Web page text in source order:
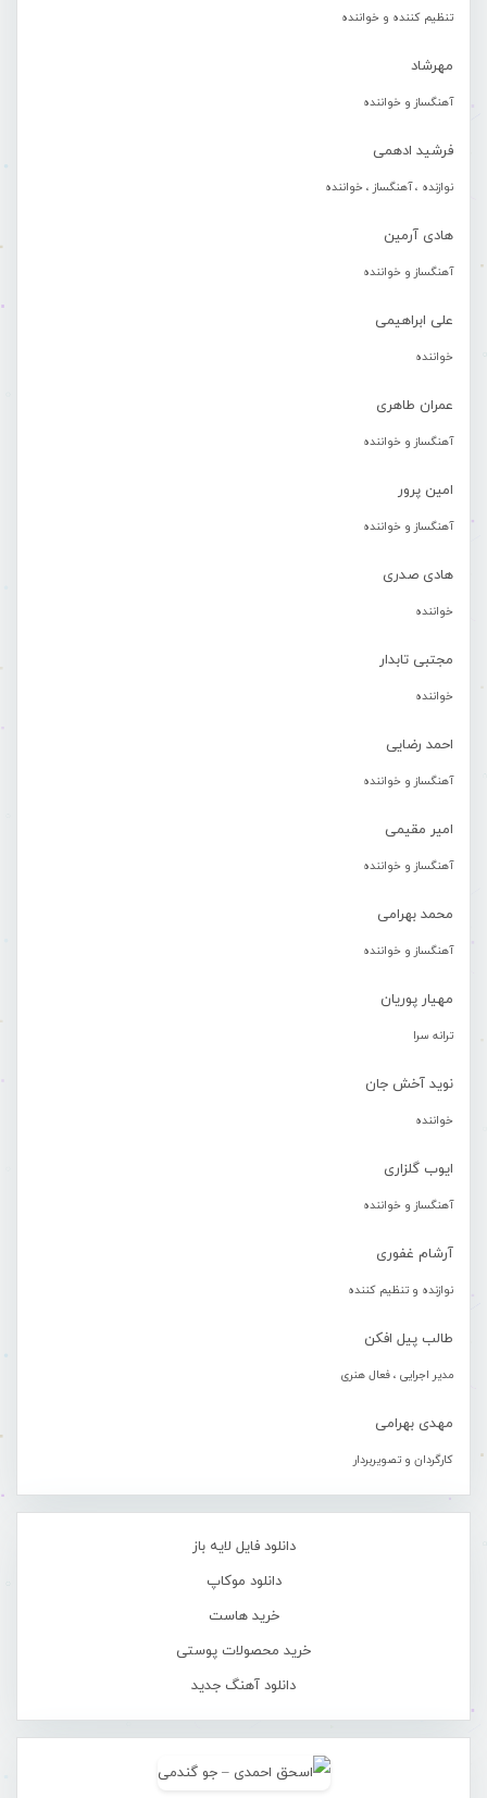
تنظیم کننده و خواننده
مهرشاد
آهنگساز و خواننده
فرشید ادهمی
نوازنده ، آهنگساز ، خواننده
هادی آرمین
آهنگساز و خواننده
علی ابراهیمی
خواننده
عمران طاهری
آهنگساز و خواننده
امین پرور
آهنگساز و خواننده
هادی صدری
خواننده
مجتبی تابدار
خواننده
احمد رضایی
آهنگساز و خواننده
امیر مقیمی
آهنگساز و خواننده
محمد بهرامی
آهنگساز و خواننده
مهیار پوریان
ترانه سرا
نوید آخش جان
خواننده
ایوب گلزاری
آهنگساز و خواننده
آرشام غفوری
نوازنده و تنظیم کننده
طالب پیل افکن
مدیر اجرایی ، فعال هنری
مهدی بهرامی
کارگردان و تصویربردار
دانلود فایل لایه باز
دانلود موکاپ
خرید هاست
خرید محصولات پوستی
دانلود آهنگ جدید